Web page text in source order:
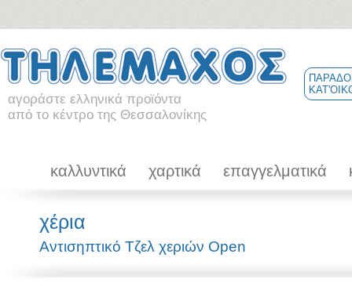
αγοράστε ελληνικά προϊόντα
από το κέντρο της Θεσσαλονίκης
καλλυντικά χαρτικά επαγγελματικά
χέρια
Αντισηπτικό Τζελ χεριών Open